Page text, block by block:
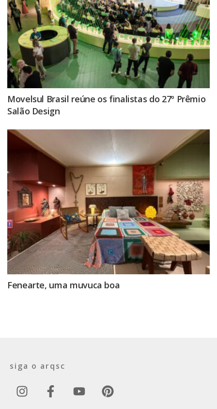
Movelsul Brasil reúne os finalistas do 27º Prêmio
Salão Design
Fenearte, uma muvuca boa
siga o arqsc